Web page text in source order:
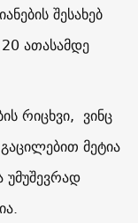
შესახებ
ათასამდე
რიცხვი, ვინც
მეტია